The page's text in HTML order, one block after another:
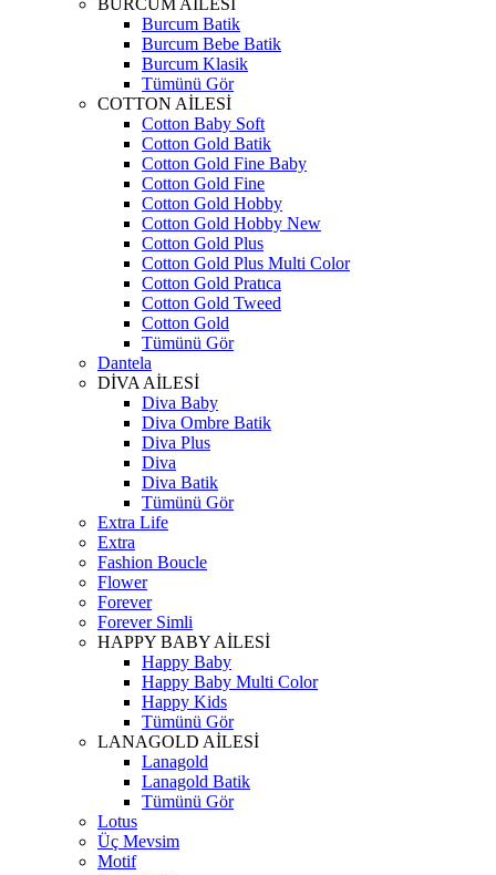
BURCUM AİLESİ
Burcum Batik
Burcum Bebe Batik
Burcum Klasik
Tümünü Gör
COTTON AİLESİ
Cotton Baby Soft
Cotton Gold Batik
Cotton Gold Fine Baby
Cotton Gold Fine
Cotton Gold Hobby
Cotton Gold Hobby New
Cotton Gold Plus
Cotton Gold Plus Multi Color
Cotton Gold Pratıca
Cotton Gold Tweed
Cotton Gold
Tümünü Gör
Dantela
DİVA AİLESİ
Diva Baby
Diva Ombre Batik
Diva Plus
Diva
Diva Batik
Tümünü Gör
Extra Life
Extra
Fashion Boucle
Flower
Forever
Forever Simli
HAPPY BABY AİLESİ
Happy Baby
Happy Baby Multi Color
Happy Kids
Tümünü Gör
LANAGOLD AİLESİ
Lanagold
Lanagold Batik
Tümünü Gör
Lotus
Üç Mevsim
Motif